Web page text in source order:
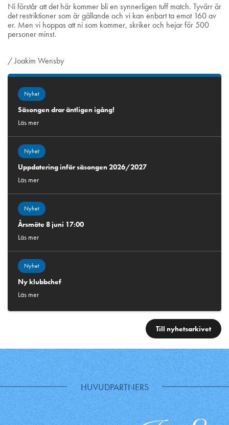
Ni förstår att det här kommer bli en synnerligen tuff match. Tyvärr är
det restriktioner som är gällande och vi kan enbart ta emot 160 av
er. Men vi hoppas att ni som kommer, skriker och hejar för 500
personer minst.
/ Joakim Wensby
Nyhet
Säsongen drar äntligen igång!
Läs mer
Nyhet
Uppdatering inför säsongen 2026/2027
Läs mer
Nyhet
Årsmöte 8 juni 17:00
Läs mer
Nyhet
Ny klubbchef
Läs mer
Till nyhetsarkivet
HUVUDPARTNERS